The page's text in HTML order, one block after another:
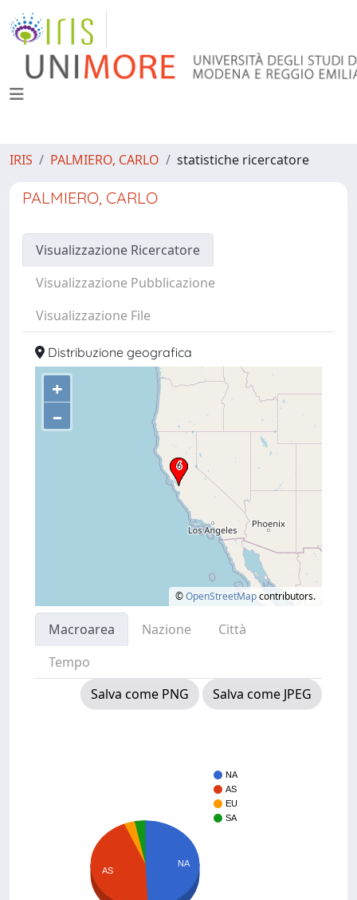
IRIS PALMIERO, CARLO statistiche ricercatore
PALMIERO, CARLO
Visualizzazione Ricercatore
Visualizzazione Pubblicazione
Visualizzazione File
Distribuzione geografica
+
–
©OpenStreetMapcontributors.
Macroarea Nazione
Città
Tempo
Salva come PNG
Salva come JPEG
NA
AS
EU
SA
NA
AS